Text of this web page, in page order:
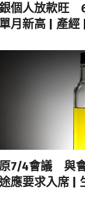
個人放款旺
月新高 | 產經
7/4會議 與
應要求入席 |